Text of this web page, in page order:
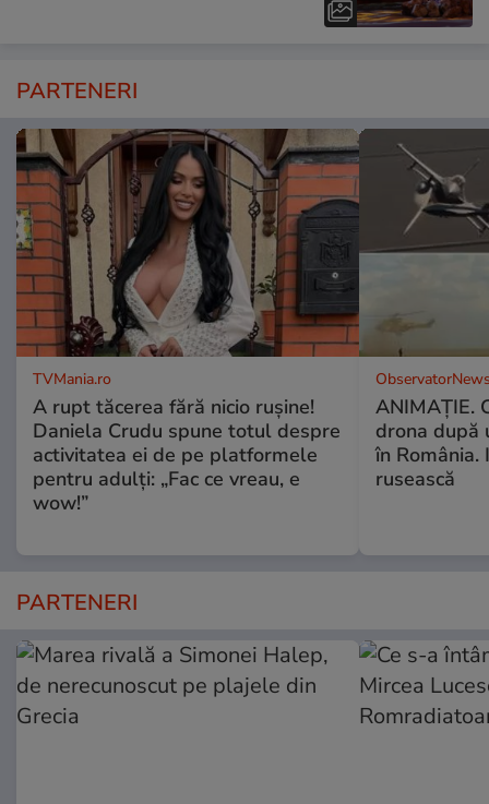
PARTENERI
TVMania.ro
A rupt tăcerea fără nicio rușine!
Daniela Crudu spune totul despre
activitatea ei de pe platformele
pentru adulți: „Fac ce vreau, e
wow!”
ANIMAŢIE.
drona după
în România.
rusească
PARTENERI